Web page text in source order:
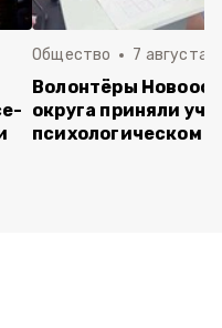
Общество 7 августа ,
Волонтёры
округа приняли
психологическом